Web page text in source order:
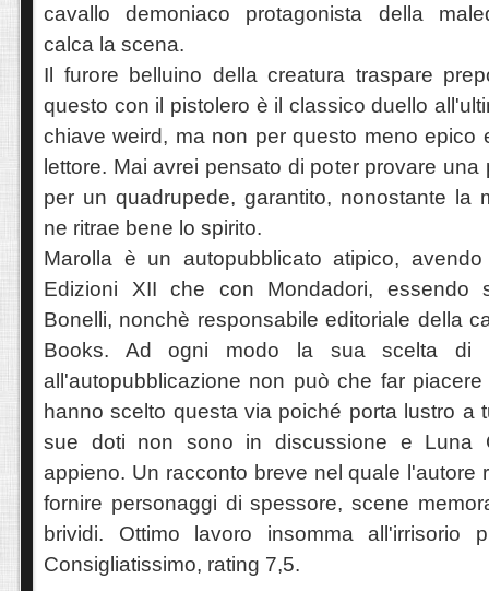
cavallo demoniaco protagonista della
calca la scena.
Il furore belluino della creatura traspare
questo con il pistolero è il classico duello
chiave weird, ma non per questo meno epico
lettore. Mai avrei pensato di poter provare
per un quadrupede, garantito, nonostante la
ne ritrae bene lo spirito.
Marolla è un autopubblicato atipico,
Edizioni XII che con Mondadori, essendo
Bonelli, nonchè responsabile editoriale della
Books. Ad ogni modo la sua scelta di
all'autopubblicazione non può che far
hanno scelto questa via poiché porta lustro a
sue doti non sono in discussione e Luna
appieno. Un racconto breve nel quale l'autore
fornire personaggi di spessore, scene
brividi. Ottimo lavoro insomma all'irrisorio
Consigliatissimo, rating 7,5.